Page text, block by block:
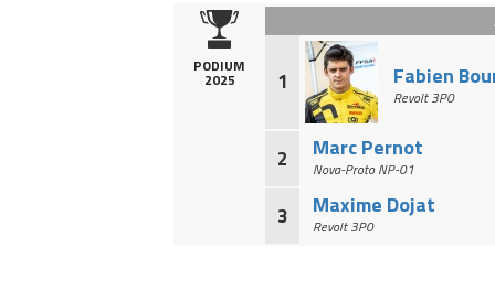
PODIUM
2025 1 Fabien
Revolt 3P0
2 Marc Pernot
Nova-Proto NP-01
3 Maxime Dojat
Revolt 3P0